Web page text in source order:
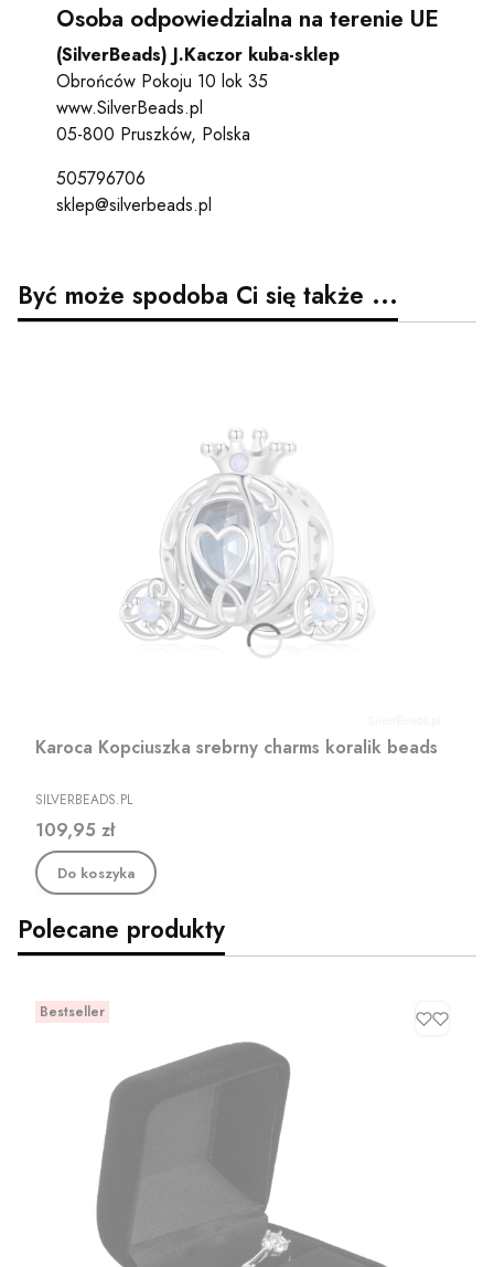
Osoba odpowiedzialna na terenie UE
(SilverBeads) J.Kaczor kuba-sklep
Obrońców Pokoju 10 lok 35
www.SilverBeads.pl
05-800 Pruszków, Polska
505796706
sklep@silverbeads.pl
Być może spodoba Ci się także ...
Karoca Kopciuszka srebrny charms koralik beads
PRODUCENT
SILVERBEADS.PL
Cena
109,95 zł
Do koszyka
Polecane produkty
Bestseller